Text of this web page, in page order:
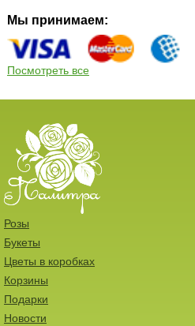
Мы принимаем:
Посмотреть все
Розы
Букеты
Цветы в коробках
Корзины
Подарки
Новости